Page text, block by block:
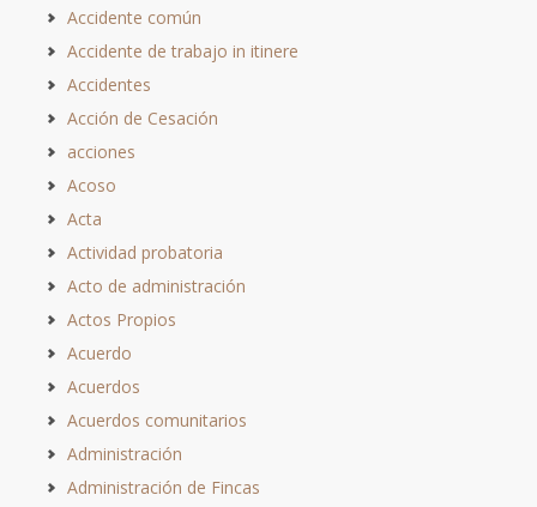
Accidente común
Accidente de trabajo in itinere
Accidentes
Acción de Cesación
acciones
Acoso
Acta
Actividad probatoria
Acto de administración
Actos Propios
Acuerdo
Acuerdos
Acuerdos comunitarios
Administración
Administración de Fincas